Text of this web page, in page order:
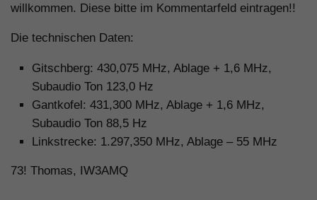
willkommen. Diese bitte im Kommentarfeld eintragen!!
Die technischen Daten:
Gitschberg: 430,075 MHz, Ablage + 1,6 MHz,
Subaudio Ton 123,0 Hz
Gantkofel: 431,300 MHz, Ablage + 1,6 MHz,
Subaudio Ton 88,5 Hz
Linkstrecke: 1.297,350 MHz, Ablage – 55 MHz
73! Thomas, IW3AMQ